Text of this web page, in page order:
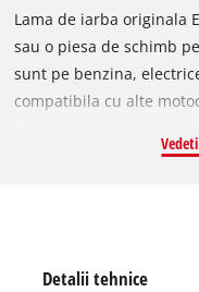
Lama de iarba originala
sau o piesa de schimb
sunt pe benzina,
compatibila cu alte
mm grosime cu 3 dinti
Detalii tehnice